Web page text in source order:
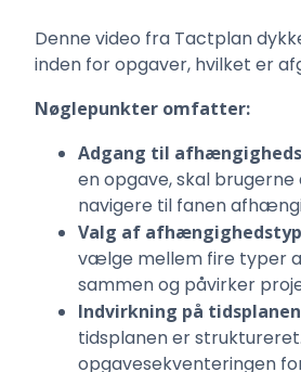
Denne video fra Tactplan
inden for opgaver, hvilket er
Nøglepunkter omfatter:
Adgang til
en opgave, skal
navigere til fanen
Valg af
vælge mellem fire typer
sammen og påvirker
Indvirkning på tidsplanen
tidsplanen er
opgavesekventeringen